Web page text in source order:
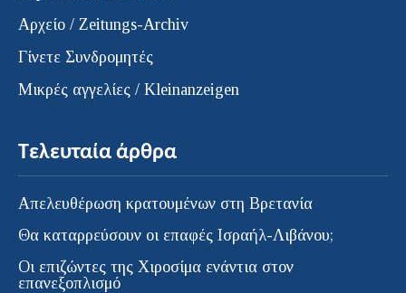
Αρχείο / Zeitungs-Archiv
Γίνετε Συνδρομητές
Μικρές αγγελίες / Kleinanzeigen
Τελευταία άρθρα
Απελευθέρωση κρατουμένων στη Βρετανία
Θα καταρρεύσουν οι επαφές Ισραήλ-Λιβάνου;
Οι επιζώντες της Χιροσίμα ενάντια στον
επανεξοπλισμό